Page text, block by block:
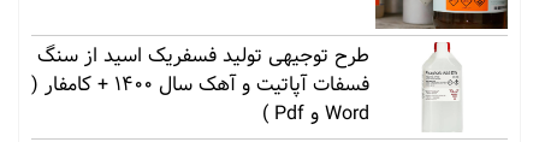
طرح توجیهی تولید فسفریک اسید از سنگ
فسفات آپاتیت و آهک سال 1400 + کامفار (
Word و Pdf )